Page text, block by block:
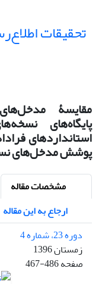
تحقیقات
مقایسۀ
پایگاه‌های
استانداردهای
پوشش مدخل‌های
مشخصات مقاله
ارجاع به این مقاله
دوره 23، شماره 4
زمستان 1396
صفحه467-486